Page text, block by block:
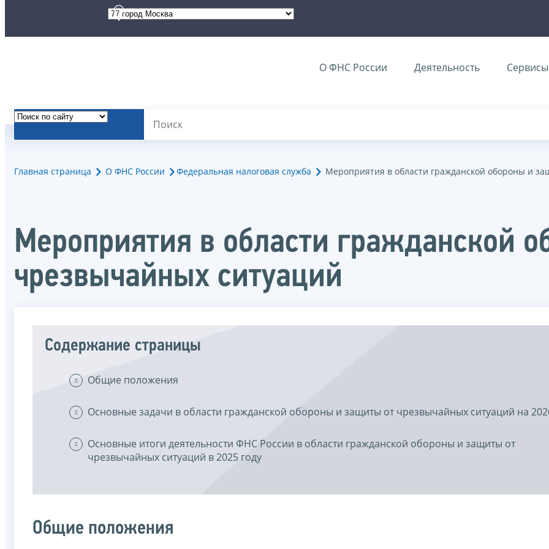
О ФНС России Деятельность Сервисы
Главная страница О ФНС России Федеральная налоговая служба Мероприятия в области гражданской обороны и
Мероприятия в области гражданской
чрезвычайных ситуаций
Содержание страницы
Общие положения
Основные задачи в области гражданской обороны и защиты от чрезвычайных ситуаций на
Основные итоги деятельности ФНС России в области гражданской обороны и защиты от
чрезвычайных ситуаций в 2025 году
Общие положения